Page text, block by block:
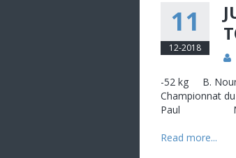
11
12-2018
-52 kg B.
Paul NC
Read more...